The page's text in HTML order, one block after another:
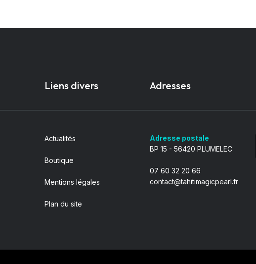
Liens divers
Actualités
Boutique
Mentions légales
Plan du site
Adresses
Adresse postale
BP 15 - 56420 PLUMELEC
07 60 32 20 66
contact@tahitimagicpearl.fr